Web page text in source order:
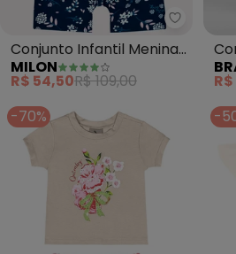
Milon -
Conjunto Infantil Menina
Estampa (Off White)
MILON
R$ 54,50R$ 109,00
-70%
-